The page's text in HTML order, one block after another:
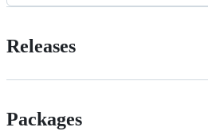
Releases
Packages